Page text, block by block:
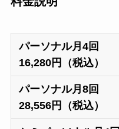
パーソナル月4回
16,280円（税込）
パーソナル月8回
28,556円（税込）